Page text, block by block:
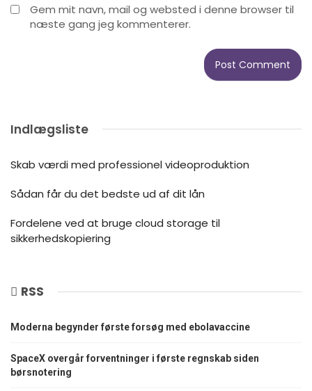
Gem mit navn, mail og websted i denne browser til
næste gang jeg kommenterer.
Indlægsliste
Skab værdi med professionel videoproduktion
Sådan får du det bedste ud af dit lån
Fordelene ved at bruge cloud storage til
sikkerhedskopiering
RSS
Moderna begynder første forsøg med ebolavaccine
SpaceX overgår forventninger i første regnskab siden
børsnotering